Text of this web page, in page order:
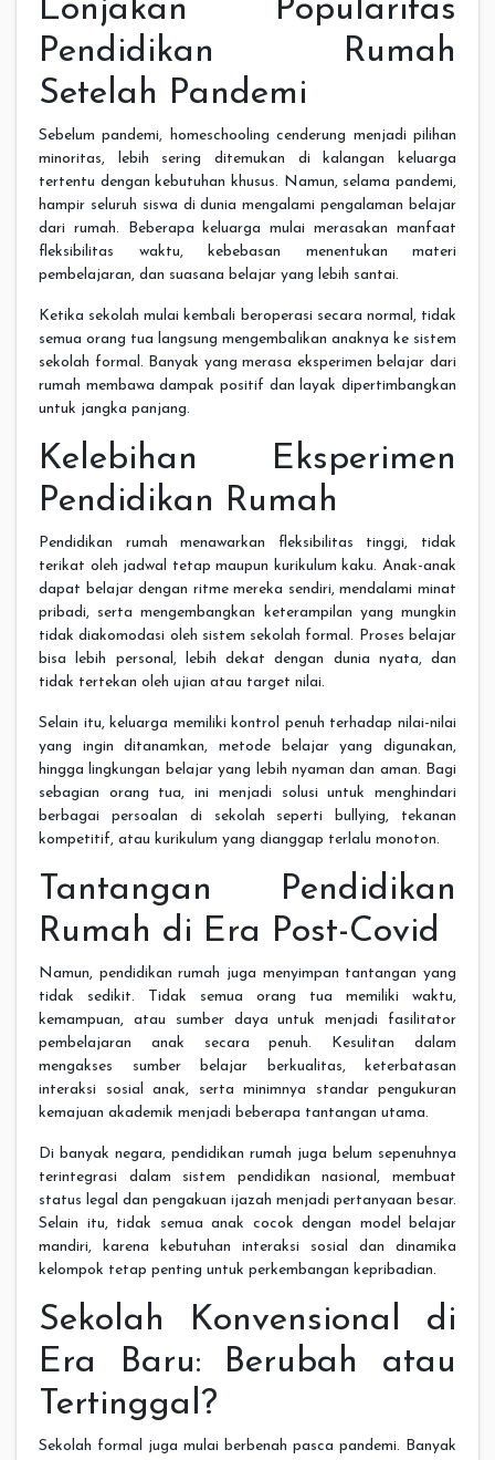
Lonjakan Popularitas
Pendidikan Rumah
Setelah Pandemi
Sebelum pandemi, homeschooling cenderung menjadi pilihan
minoritas, lebih sering ditemukan di kalangan keluarga
tertentu dengan kebutuhan khusus. Namun, selama pandemi,
hampir seluruh siswa di dunia mengalami pengalaman belajar
dari rumah. Beberapa keluarga mulai merasakan manfaat
fleksibilitas waktu, kebebasan menentukan materi
pembelajaran, dan suasana belajar yang lebih santai.
Ketika sekolah mulai kembali beroperasi secara normal, tidak
semua orang tua langsung mengembalikan anaknya ke sistem
sekolah formal. Banyak yang merasa eksperimen belajar dari
rumah membawa dampak positif dan layak dipertimbangkan
untuk jangka panjang.
Kelebihan Eksperimen
Pendidikan Rumah
Pendidikan rumah menawarkan fleksibilitas tinggi, tidak
terikat oleh jadwal tetap maupun kurikulum kaku. Anak-anak
dapat belajar dengan ritme mereka sendiri, mendalami minat
pribadi, serta mengembangkan keterampilan yang mungkin
tidak diakomodasi oleh sistem sekolah formal. Proses belajar
bisa lebih personal, lebih dekat dengan dunia nyata, dan
tidak tertekan oleh ujian atau target nilai.
Selain itu, keluarga memiliki kontrol penuh terhadap nilai-nilai
yang ingin ditanamkan, metode belajar yang digunakan,
hingga lingkungan belajar yang lebih nyaman dan aman. Bagi
sebagian orang tua, ini menjadi solusi untuk menghindari
berbagai persoalan di sekolah seperti bullying, tekanan
kompetitif, atau kurikulum yang dianggap terlalu monoton.
Tantangan Pendidikan
Rumah di Era Post-Covid
Namun, pendidikan rumah juga menyimpan tantangan yang
tidak sedikit. Tidak semua orang tua memiliki waktu,
kemampuan, atau sumber daya untuk menjadi fasilitator
pembelajaran anak secara penuh. Kesulitan dalam
mengakses sumber belajar berkualitas, keterbatasan
interaksi sosial anak, serta minimnya standar pengukuran
kemajuan akademik menjadi beberapa tantangan utama.
Di banyak negara, pendidikan rumah juga belum sepenuhnya
terintegrasi dalam sistem pendidikan nasional, membuat
status legal dan pengakuan ijazah menjadi pertanyaan besar.
Selain itu, tidak semua anak cocok dengan model belajar
mandiri, karena kebutuhan interaksi sosial dan dinamika
kelompok tetap penting untuk perkembangan kepribadian.
Sekolah Konvensional di
Era Baru: Berubah atau
Tertinggal?
Sekolah formal juga mulai berbenah pasca pandemi. Banyak